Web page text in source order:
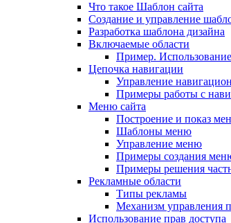
Что такое Шаблон сайта
Создание и управление
Разработка шаблона дизайна
Включаемые области
Пример.
Цепочка навигации
Управление
Примеры работы с
Меню сайта
Построение и показ
Шаблоны меню
Управление меню
Примеры создания
Примеры решения
Рекламные области
Типы рекламы
Механизм управления
Использование прав доступа